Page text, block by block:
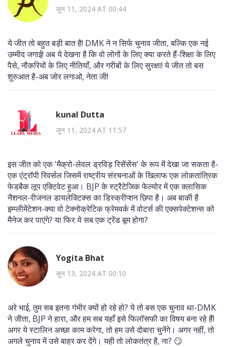
जून 11, 2024 AT 00:44
ये जीत तो बहुत बड़ी बात है! DMK ने न सिर्फ चुनाव जीता, बल्कि एक नई
उम्मीद जगाई! अब ये देखना है कि वो लोगों के लिए क्या करते हैं-शिक्षा के लिए
पैसे, नौकरियों के लिए नीतियाँ, और गरीबों के लिए सुरक्षा! ये जीत तो बस
शुरुआत है-अब जोर लगाओ, नेता जी!
kunal Dutta
जून 11, 2024 AT 11:57
इस जीत को एक 'मैक्रो-लेवल ड्रविड़ रिसेंसेंस' के रूप में देखा जा सकता है-
एक एंट्रॉपी रिवर्सल जिसमें राष्ट्रीय संरचनाओं के खिलाफ एक लोकतांत्रिक
फेडबैक लूप एक्टिवेट हुआ। BJP के स्ट्रैटेजिक फेल्योर में एक क्लासिक
नैशनल-रीजनल डायलेक्टिक्स का डिस्क्रीप्शन छिपा है। अब बाकी है
इम्प्लीमेंटेशन-क्या वो टेक्नोक्रेटिक फ्रेमवर्क में वोटर्स की एक्सपेक्टेशन्स को
मैनेज कर पाएंगे? या फिर ये सब एक ट्रेंड बूम होगा?
Yogita Bhat
जून 13, 2024 AT 00:10
अरे भाई, तुम सब इतना गंभीर क्यों हो रहे हो? ये तो बस एक चुनाव था-DMK
ने जीता, BJP ने हारा, और हम सब यहाँ इसे फिलॉसफी का विषय बना रहे हैं!
अगर ये स्टालिन अच्छा काम करेगा, तो हम उसे दोबारा चुनेंगे। अगर नहीं, तो
अगले चुनाव में उसे बाहर कर देंगे। यही तो लोकतंत्र है, ना? 😏